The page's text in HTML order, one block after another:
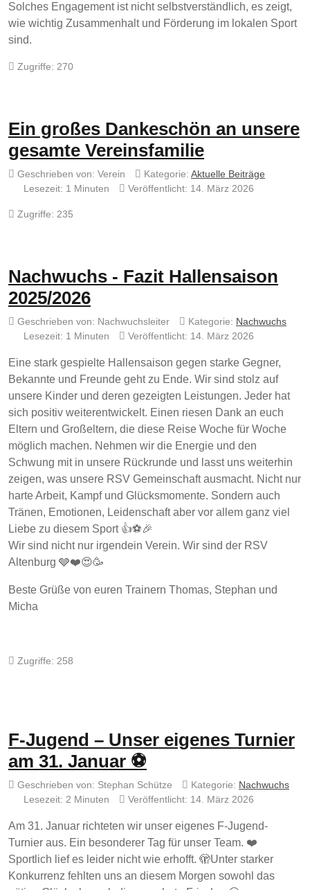
Solches Engagement ist nicht selbstverständlich, es zeigt,
wie wichtig Zusammenhalt und Förderung im lokalen Sport
sind.
Zugriffe: 270
Ein großes Dankeschön an unsere
gesamte Vereinsfamilie
Geschrieben von: Verein Kategorie: Aktuelle Beiträge
Lesezeit: 1 Minuten
Veröffentlicht: 14. März 2026
Zugriffe: 235
Nachwuchs - Fazit Hallensaison
2025/2026
Geschrieben von: Nachwuchsleiter Kategorie: Nachwuchs
Lesezeit: 1 Minuten
Veröffentlicht: 14. März 2026
Eine stark gespielte Hallensaison gegen starke Gegner,
Bekannte und Freunde geht zu Ende. Wir sind stolz auf
unsere Kinder und deren gezeigten Leistungen. Jeder hat
sich positiv weiterentwickelt. Einen riesen Dank an euch
Eltern und Großeltern, die diese Reise Woche für Woche
möglich machen. Nehmen wir die Energie und den
Schwung mit in unsere Rückrunde und lasst uns weiterhin
zeigen, was unsere RSV Gemeinschaft ausmacht. Nicht nur
harte Arbeit, Kampf und Glücksmomente. Sondern auch
Tränen, Emotionen, Leidenschaft aber vor allem ganz viel
Liebe zu diesem Sport 👍⚽️🎉
Wir sind nicht nur irgendein Verein. Wir sind der RSV
Altenburg 🩶❤️😍🥳
Beste Grüße von euren Trainern Thomas, Stephan und
Micha
Zugriffe: 258
F-Jugend – Unser eigenes Turnier
am 31. Januar ⚽
Geschrieben von: Stephan Schütze Kategorie: Nachwuchs
Lesezeit: 2 Minuten
Veröffentlicht: 14. März 2026
Am 31. Januar richteten wir unser eigenes F-Jugend-
Turnier aus. Ein besonderer Tag für unser Team. ❤️
Sportlich lief es leider nicht wie erhofft. 🫣Unter starker
Konkurrenz fehlten uns an diesem Morgen sowohl das